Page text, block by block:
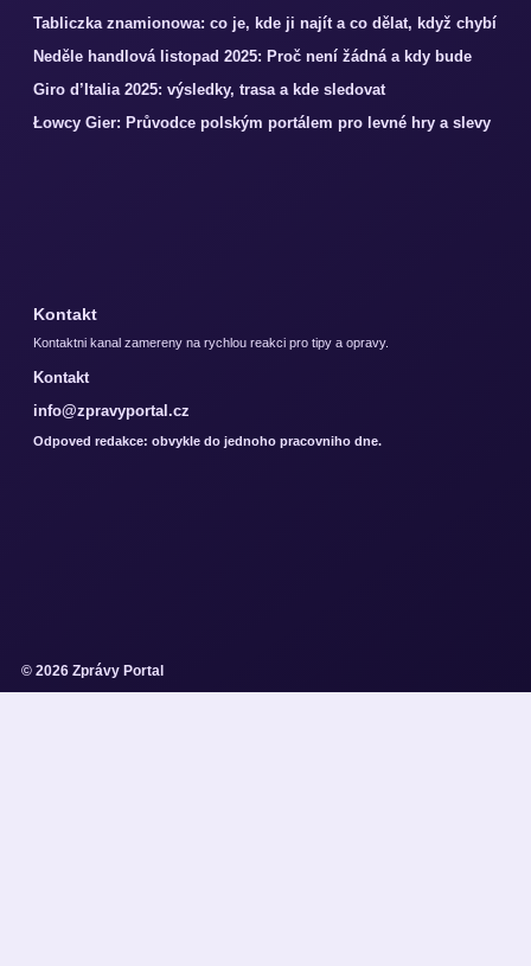
Tabliczka znamionowa: co je, kde ji najít a co dělat, když chybí
Neděle handlová listopad 2025: Proč není žádná a kdy bude
Giro d’Italia 2025: výsledky, trasa a kde sledovat
Łowcy Gier: Průvodce polským portálem pro levné hry a slevy
Kontakt
Kontaktni kanal zamereny na rychlou reakci pro tipy a opravy.
Kontakt
info@zpravyportal.cz
Odpoved redakce: obvykle do jednoho pracovniho dne.
© 2026 Zprávy Portal